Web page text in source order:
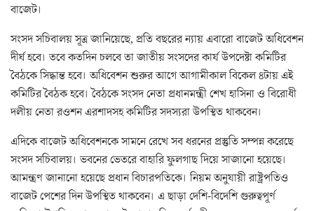
বাজেট।
সংসদ সচিবালয় সূত্র জানিয়েছে, প্রতি বছরের ন্যায় এবারো বাজেট অধিবেশন
দীর্ঘ হবে। তবে কতদিন চলবে তা জাতীয় সংসদের কার্য উপদেষ্টা কমিটির
বৈঠকে সিদ্ধান্ত হবে। অধিবেশন শুরুর আগে আগামীকাল বিকেল ৪টায় এই
কমিটির বৈঠক হবে। বৈঠকে সংসদ নেতা প্রধানমন্ত্রী শেখ হাসিনা ও বিরোধী
দলীয় নেতা রওশন এরশাদসহ কমিটির সদস্যরা উপস্থিত থাকবেন।
এদিকে বাজেট অধিবেশনকে সামনে রেখে সব ধরনের প্রস্তুতি সম্পন্ন করেছে
সংসদ সচিবালয়। ভবনের ভেতরে বাহারি ফুলগাছ দিয়ে সাজানো হয়েছে।
আমন্ত্রণ জানানো হয়েছে প্রধান বিচারপতিকে। নিয়ম অনুযায়ী রাষ্ট্রপতিও
বাজেট পেশের দিন উপস্থিত থাকবেন। এ ছাড়া দেশি-বিদেশি গুরুত্বপূর্ণ